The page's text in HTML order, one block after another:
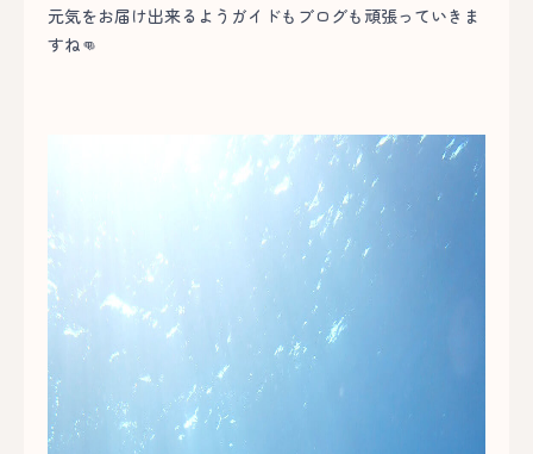
元気をお届け出来るようガイドもブログも頑張っていきま
すね👊